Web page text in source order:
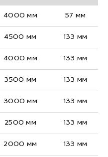
4000 мм 57 мм
4500 мм 133 мм
4000 мм 133 мм
3500 мм 133 мм
3000 мм 133 мм
2500 мм 133 мм
2000 мм 133 мм